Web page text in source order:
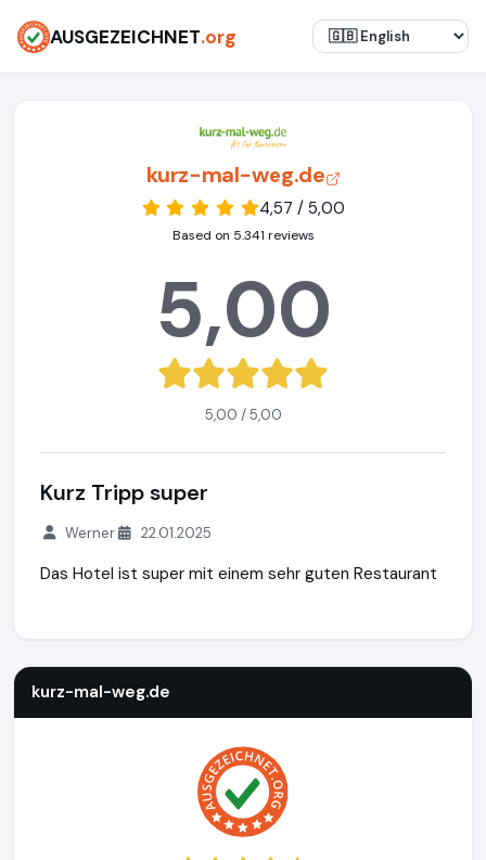
AUSGEZEICHNET.org
kurz-mal-weg.de
4,57 / 5,00
Based on 5.341 reviews
5,00
5,00 / 5,00
Kurz Tripp super
Werner 22.01.2025
Das Hotel ist super mit einem sehr guten Restaurant
kurz-mal-weg.de